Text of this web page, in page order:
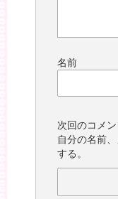
名前
次回のコメ
自分の名前
する。